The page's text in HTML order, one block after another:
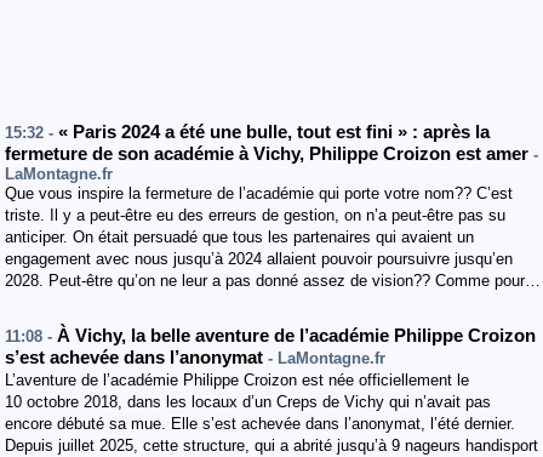
15:32 - « Paris 2024 a été une bulle, tout est fini » : après la
fermeture de son académie à Vichy, Philippe Croizon est amer -
LaMontagne.fr
Que vous inspire la fermeture de l’académie qui porte votre nom?? C’est
triste. Il y a peut-être eu des erreurs de gestion, on n’a peut-être pas su
anticiper. On était persuadé que tous les partenaires qui avaient un
engagement avec nous jusqu’à 2024 allaient pouvoir poursuivre jusqu’en
2028. Peut-être qu’on ne leur a pas donné assez de vision?? Comme pour…
11:08 - À Vichy, la belle aventure de l’académie Philippe Croizon
s’est achevée dans l’anonymat - LaMontagne.fr
L’aventure de l’académie Philippe Croizon est née officiellement le
10 octobre 2018, dans les locaux d’un Creps de Vichy qui n’avait pas
encore débuté sa mue. Elle s’est achevée dans l’anonymat, l’été dernier.
Depuis juillet 2025, cette structure, qui a abrité jusqu’à 9 nageurs handisport